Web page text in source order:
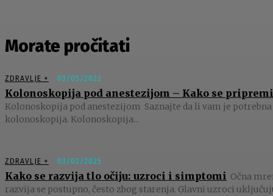
Morate pročitati
ZDRAVLJE + 03/05/2022
Kolonoskopija pod anestezijom – Kako se
Kolonoskopija pod anestezijom Saznajte da li vam je potrebna
kolonoskopija. Kolonoskopija...
ZDRAVLJE + 03/02/2025
Kako se razvija tlo očiju: uzroci i simptomi Očna
razvija se postupno, često zbog starenja. Glavni uzroci